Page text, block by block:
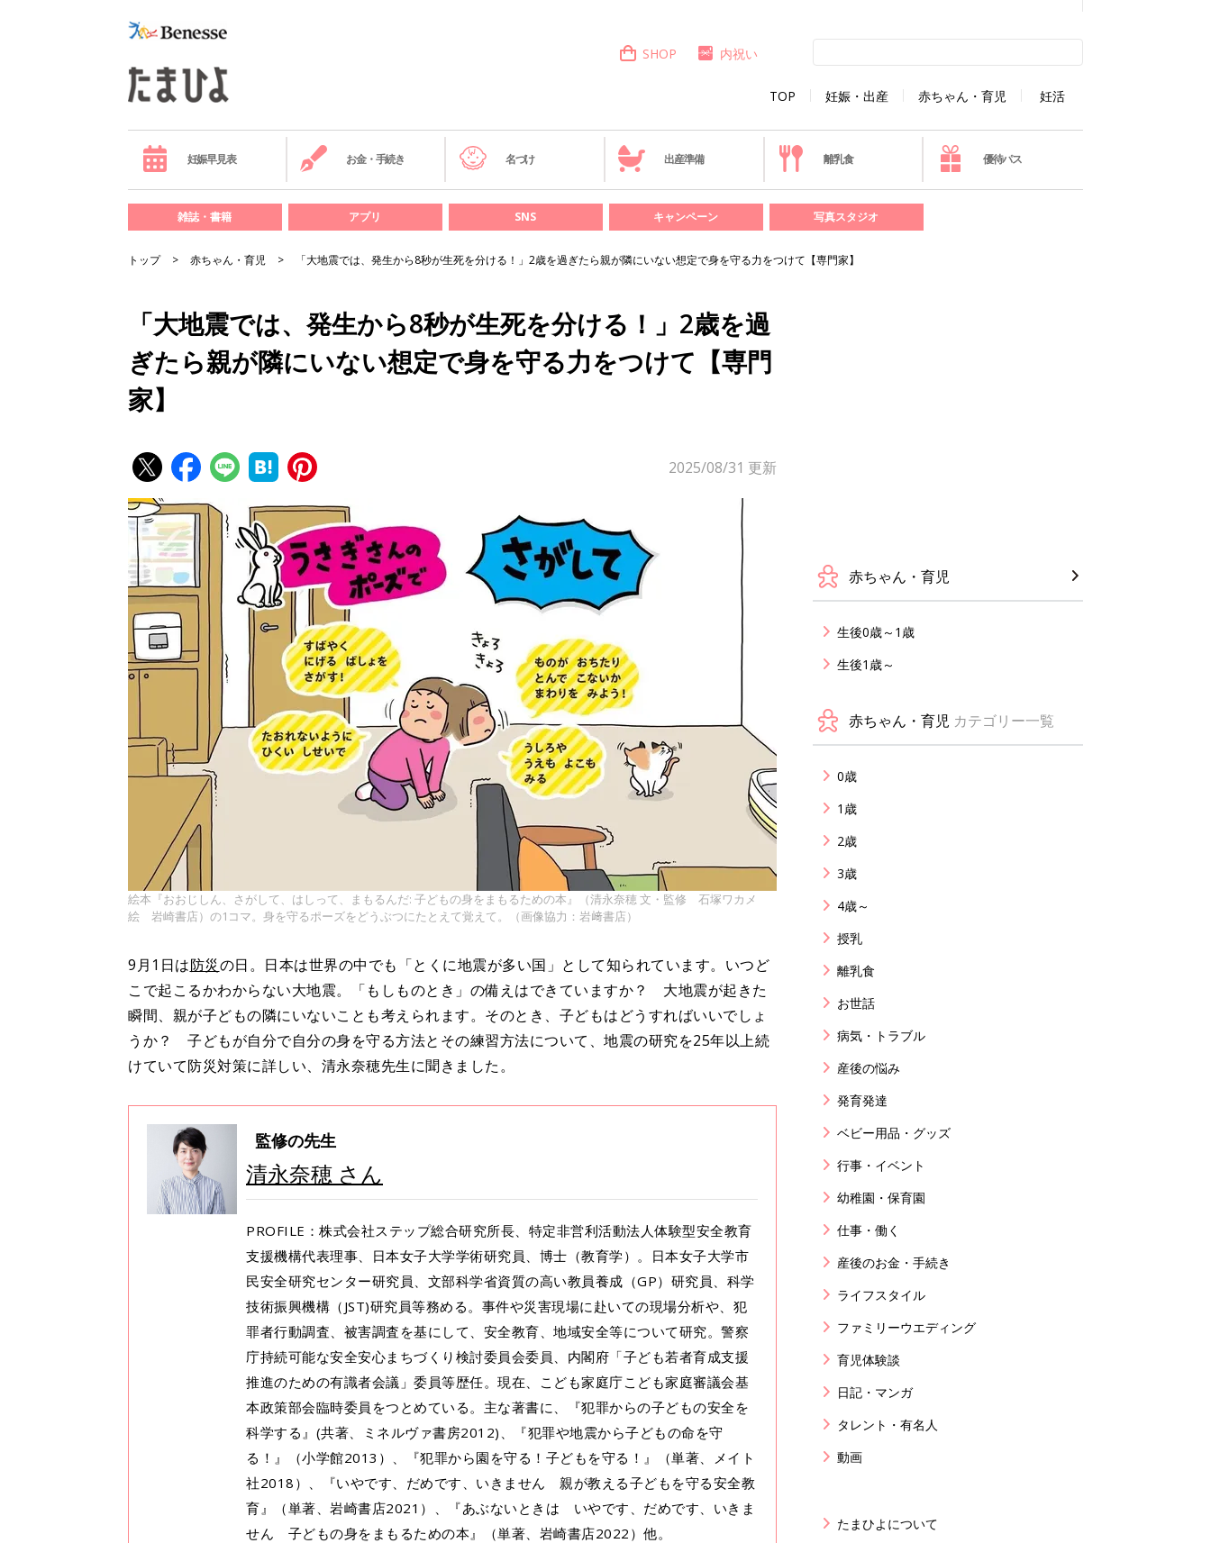
TOP 妊娠・出産 赤ちゃん・育児 妊活
SHOP 内祝い
妊娠早見表 お金・手続き 名づけ 出産準備 離乳食 優待パス
雑誌・書籍 アプリ SNS キャンペーン 写真スタジオ
トップ 赤ちゃん・育児 「大地震では、発生から8秒が生死を分ける！」2歳を過ぎたら親が隣にいない想定で身を守る力をつけて【専門家】
「大地震では、発生から8秒が生死を分ける！」2歳を過
ぎたら親が隣にいない想定で身を守る力をつけて【専門
家】
2025/08/31 更新
絵本『おおじしん、さがして、はしって、まもるんだ: 子どもの身をまもるための本』（清永奈穂 文・監修 石塚ワカメ
絵 岩崎書店）の1コマ。身を守るポーズをどうぶつにたとえて覚えて。（画像協力：岩﨑書店）
9月1日は防災の日。日本は世界の中でも「とくに地震が多い国」として知られています。いつど
こで起こるかわからない大地震。「もしものとき」の備えはできていますか？ 大地震が起きた
瞬間、親が子どもの隣にいないことも考えられます。そのとき、子どもはどうすればいいでしょ
うか？ 子どもが自分で自分の身を守る方法とその練習方法について、地震の研究を25年以上続
けていて防災対策に詳しい、清永奈穂先生に聞きました。
監修の先生
清永奈穂 さん
PROFILE：株式会社ステップ総合研究所長、特定非営利活動法人体験型安全教育
支援機構代表理事、日本女子大学学術研究員、博士（教育学）。日本女子大学市
民安全研究センター研究員、文部科学省資質の高い教員養成（GP）研究員、科学
技術振興機構（JST)研究員等務める。事件や災害現場に赴いての現場分析や、犯
罪者行動調査、被害調査を基にして、安全教育、地域安全等について研究。警察
庁持続可能な安全安心まちづくり検討委員会委員、内閣府「子ども若者育成支援
推進のための有識者会議」委員等歴任。現在、こども家庭庁こども家庭審議会基
本政策部会臨時委員をつとめている。主な著書に、『犯罪からの子どもの安全を
科学する』(共著、ミネルヴァ書房2012)、『犯罪や地震から子どもの命を守
る！』（小学館2013）、『犯罪から園を守る！子どもを守る！』（単著、メイト
社2018）、『いやです、だめです、いきません 親が教える子どもを守る安全教
育』（単著、岩崎書店2021）、『あぶないときは いやです、だめです、いきま
せん 子どもの身をまもるための本』（単著、岩崎書店2022）他。
赤ちゃん・育児
生後0歳～1歳
生後1歳～
赤ちゃん・育児 カテゴリー一覧
0歳
1歳
2歳
3歳
4歳～
授乳
離乳食
お世話
病気・トラブル
産後の悩み
発育発達
ベビー用品・グッズ
行事・イベント
幼稚園・保育園
仕事・働く
産後のお金・手続き
ライフスタイル
ファミリーウエディング
育児体験談
日記・マンガ
タレント・有名人
動画
たまひよについて